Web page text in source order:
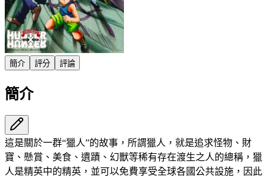
簡介 評分 評論
簡介
這是關於一群“獵人”的故事，所謂獵人，就是追求怪物、財
寶、懸賞、美食、遺蹟、幻獸等稀有存在渡生之人的總稱，獵
人是精英中的精英，並可以免費享受全球各國公共設施，因此